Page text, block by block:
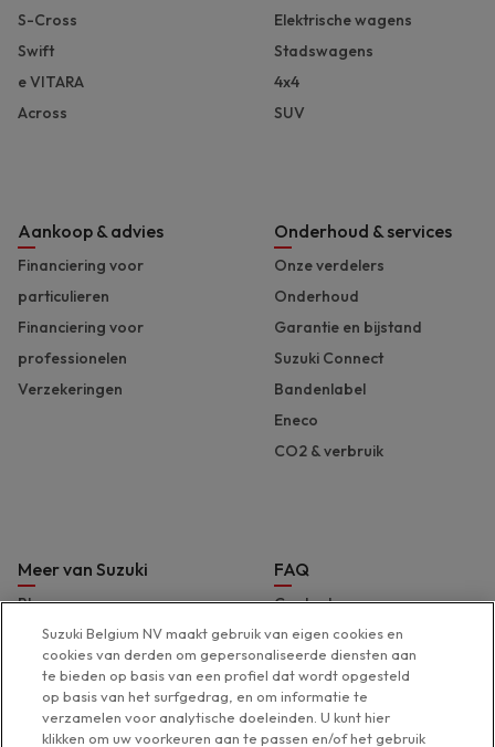
S-Cross
Swift
e VITARA
Across
Elektrische wagens
Stadswagens
4x4
SUV
Aankoop & advies
Financiering voor
particulieren
Financiering voor
professionelen
Verzekeringen
Onderhoud & services
Onze verdelers
Onderhoud
Garantie en bijstand
Suzuki Connect
Bandenlabel
Eneco
CO2 & verbruik
Meer van Suzuki
Blog
Brochures en prijslijst
Pers
Suzuki Marine
Suzuki 2 Wheels
FAQ
Contact
Hulp & support
Toegankelijkheidsverklaring
Suzuki Belgium NV maakt gebruik van eigen cookies en
cookies van derden om gepersonaliseerde diensten aan
te bieden op basis van een profiel dat wordt opgesteld
op basis van het surfgedrag, en om informatie te
verzamelen voor analytische doeleinden. U kunt hier
klikken om uw voorkeuren aan te passen en/of het gebruik